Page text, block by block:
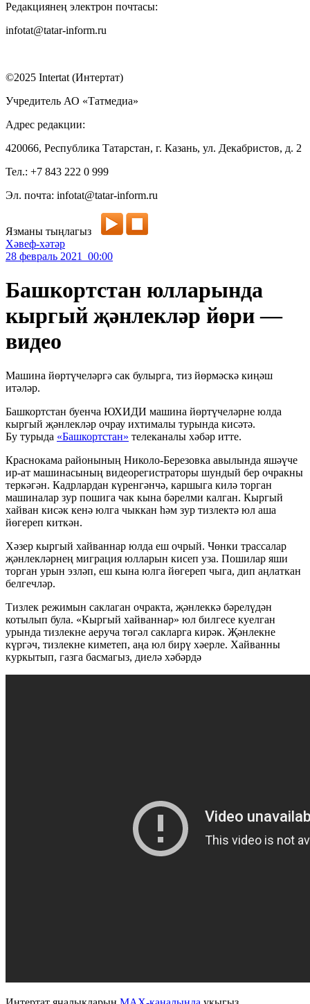
Редакциянең электрон почтасы:
infotat@tatar-inform.ru
©2025 Intertat (Интертат)
Учредитель АО «Татмедиа»
Адрес редакции:
420066, Республика Татарстан, г. Казань, ул. Декабристов, д. 2
Тел.: +7 843 222 0 999
Эл. почта: infotat@tatar-inform.ru
Язманы тыңлагыз
Хәвеф-хәтәр
28 февраль 2021 00:00
Башкортстан юлларында
кыргый җәнлекләр йөри —
видео
Машина йөртүчеләргә сак булырга, тиз йөрмәскә киңәш
итәләр.
Башкортстан буенча ЮХИДИ машина йөртүчеләрне юлда
кыргый җәнлекләр очрау ихтималы турында кисәтә.
Бу турыда «Башкортстан» телеканалы хәбәр итте.
Краснокама районының Николо-Березовка авылында яшәүче
ир-ат машинасының видеорегистраторы шундый бер очракны
теркәгән. Кадрлардан күренгәнчә, каршыга килә торган
машиналар зур пошига чак кына бәрелми калган. Кыргый
хайван кисәк кенә юлга чыккан һәм зур тизлектә юл аша
йөгереп киткән.
Хәзер кыргый хайваннар юлда еш очрый. Чөнки трассалар
җәнлекләрнең миграция юлларын кисеп уза. Пошилар яши
торган урын эзләп, еш кына юлга йөгереп чыга, дип аңлаткан
белгечләр.
Тизлек режимын саклаган очракта, җәнлеккә бәрелүдән
котылып була. «Кыргый хайваннар» юл билгесе куелган
урында тизлекне аеруча төгәл сакларга кирәк. Җәнлекне
күргәч, тизлекне киметеп, аңа юл бирү хәерле. Хайванны
куркытып, газга басмагыз, диелә хәбәрдә